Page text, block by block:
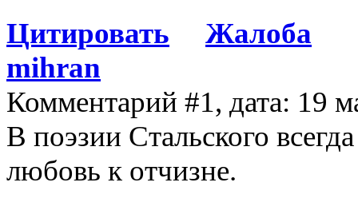
Цитировать
Жалоба
mihran
Комментарий #1, дата: 19
В поэзии Стальского
любовь к отчизне.